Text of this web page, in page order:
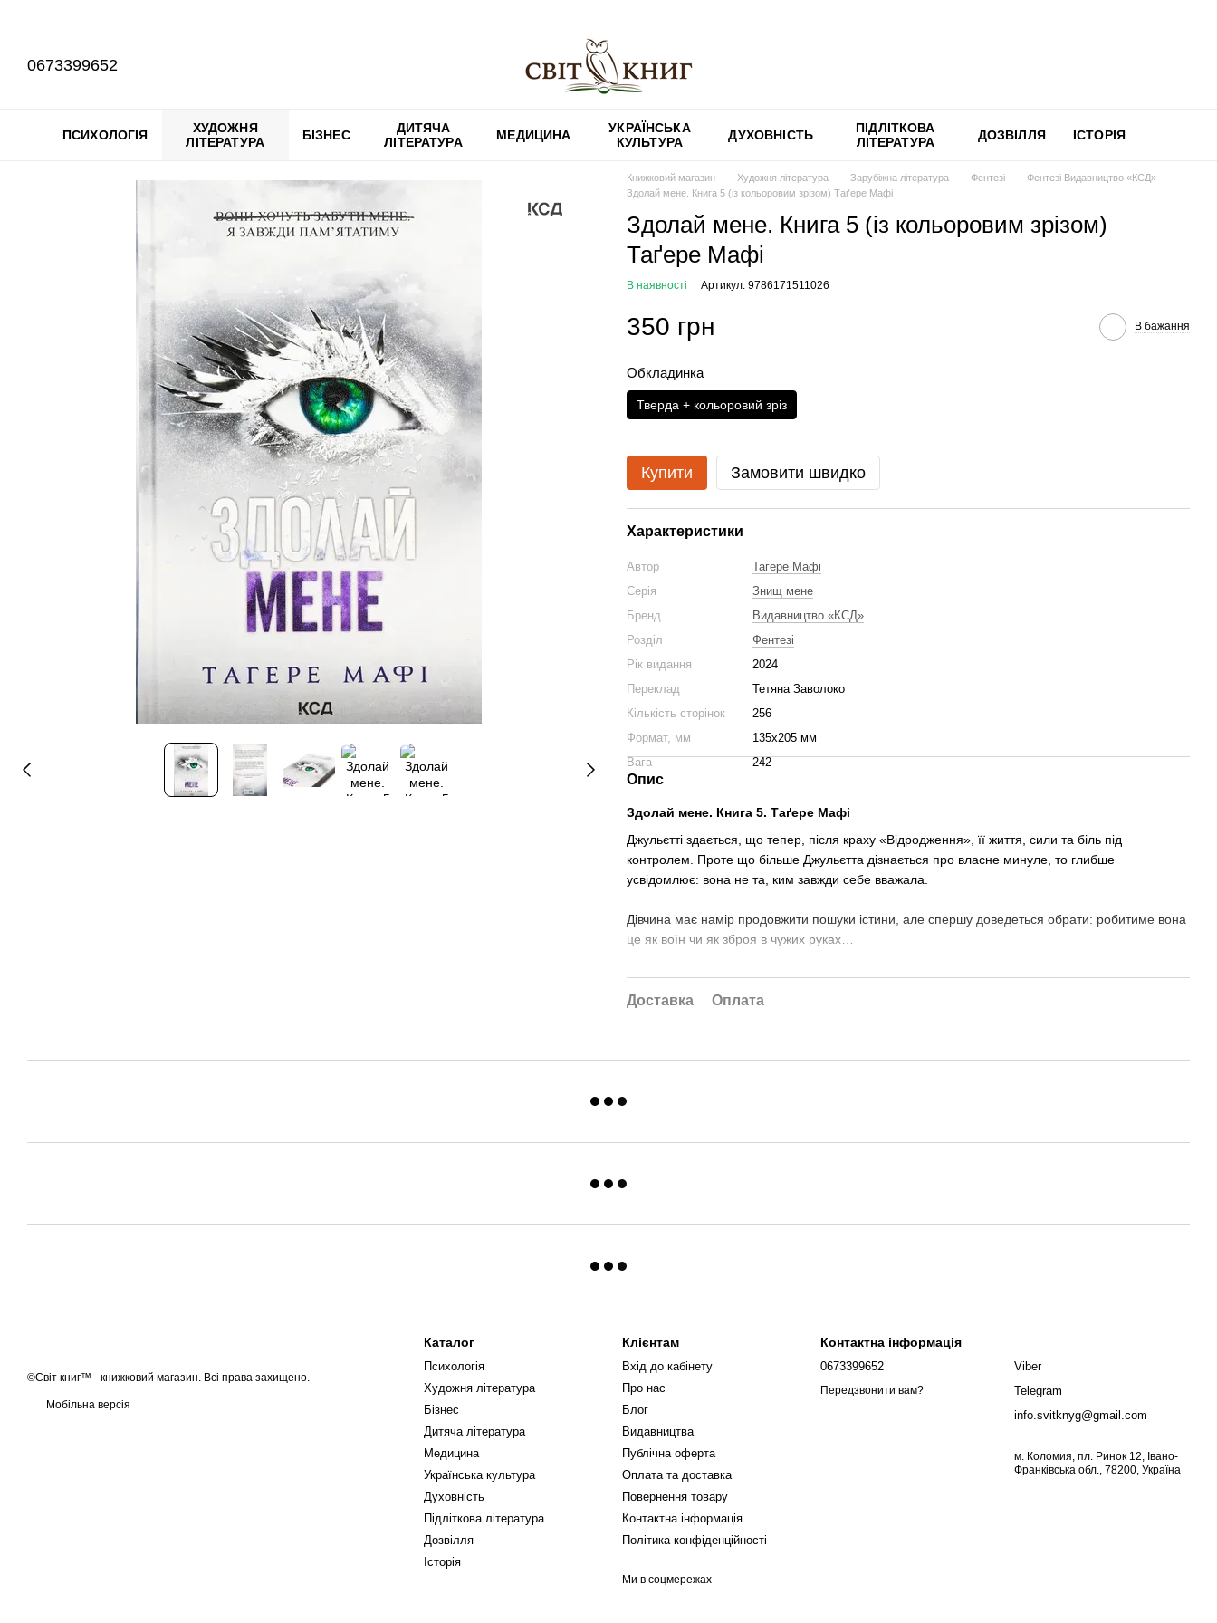
0673399652
ПСИХОЛОГІЯ
ХУДОЖНЯ
ЛІТЕРАТУРА
БІЗНЕС
ДИТЯЧА
ЛІТЕРАТУРА
МЕДИЦИНА
УКРАЇНСЬКА
КУЛЬТУРА
ДУХОВНІСТЬ
ПІДЛІТКОВА
ЛІТЕРАТУРА
ДОЗВІЛЛЯ ІСТОРІЯ
Книжковий магазин Художня література Зарубіжна література Фентезі
Фентезі Видавництво «КСД»
Здолай мене. Книга 5 (із кольоровим зрізом) Таґере Мафі
Здолай мене. Книга 5 (із кольоровим зрізом)
Таґере Мафі
В наявності Артикул: 9786171511026
350 грн В бажання
Обкладинка
Тверда + кольоровий зріз
Купити Замовити швидко
Характеристики
Автор
Тагере Мафі
Серія
Знищ мене
Бренд
Видавництво «КСД»
Розділ
Фентезі
Рік видання
2024
Переклад
Тетяна Заволоко
Кількість сторінок
256
Формат, мм
135х205 мм
Вага
242
Опис
Здолай мене. Книга 5. Таґере Мафі
Джульєтті здається, що тепер, після краху «Відродження», її життя, сили та біль під
контролем. Проте що більше Джульєтта дізнається про власне минуле, то глибше
усвідомлює: вона не та, ким завжди себе вважала.
Дівчина має намір продовжити пошуки істини, але спершу доведеться обрати: робитиме вона
це як воїн чи як зброя в чужих руках…
Доставка Оплата
©Світ книг™ - книжковий магазин. Всі права захищено.
Мобільна версія
Каталог
Психологія
Художня література
Бізнес
Дитяча література
Медицина
Українська культура
Духовність
Підліткова література
Дозвілля
Історія
Клієнтам
Вхід до кабінету
Про нас
Блог
Видавництва
Публічна оферта
Оплата та доставка
Повернення товару
Контактна інформація
Політика конфіденційності
Ми в соцмережах
Контактна інформація
0673399652
Передзвонити вам?
Viber
Telegram
info.svitknyg@gmail.com
м. Коломия, пл. Ринок 12, Івано-
Франківська обл., 78200, Україна